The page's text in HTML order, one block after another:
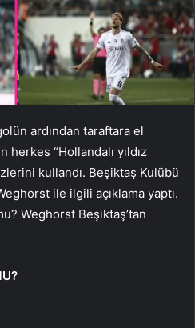
ardından taraftara el
herkes “Hollandalı yıldız
kullandı. Beşiktaş Kulübü
ile ilgili açıklama yaptı.
Weghorst Beşiktaş’tan